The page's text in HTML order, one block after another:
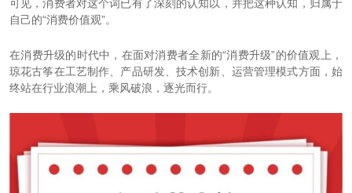
可见，消费者对这个词已有了深刻的认知以，并把这种认知，归属于
自己的“消费价值观”。
在消费升级的时代中，在面对消费者全新的“消费升级”的价值观上，
琼花古筝在工艺制作、产品研发、技术创新、运营管理模式方面，始
终站在行业浪潮上，乘风破浪，逐光而行。